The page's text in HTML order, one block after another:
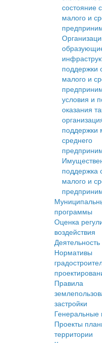
состояние
малого и
поддержки
малого и
условия и
оказания
поддержки
среднего
поддержка
малого и
программы
Оценка
воздействия
Нормативы
Правила
застройки
Генеральные
Проекты
территории